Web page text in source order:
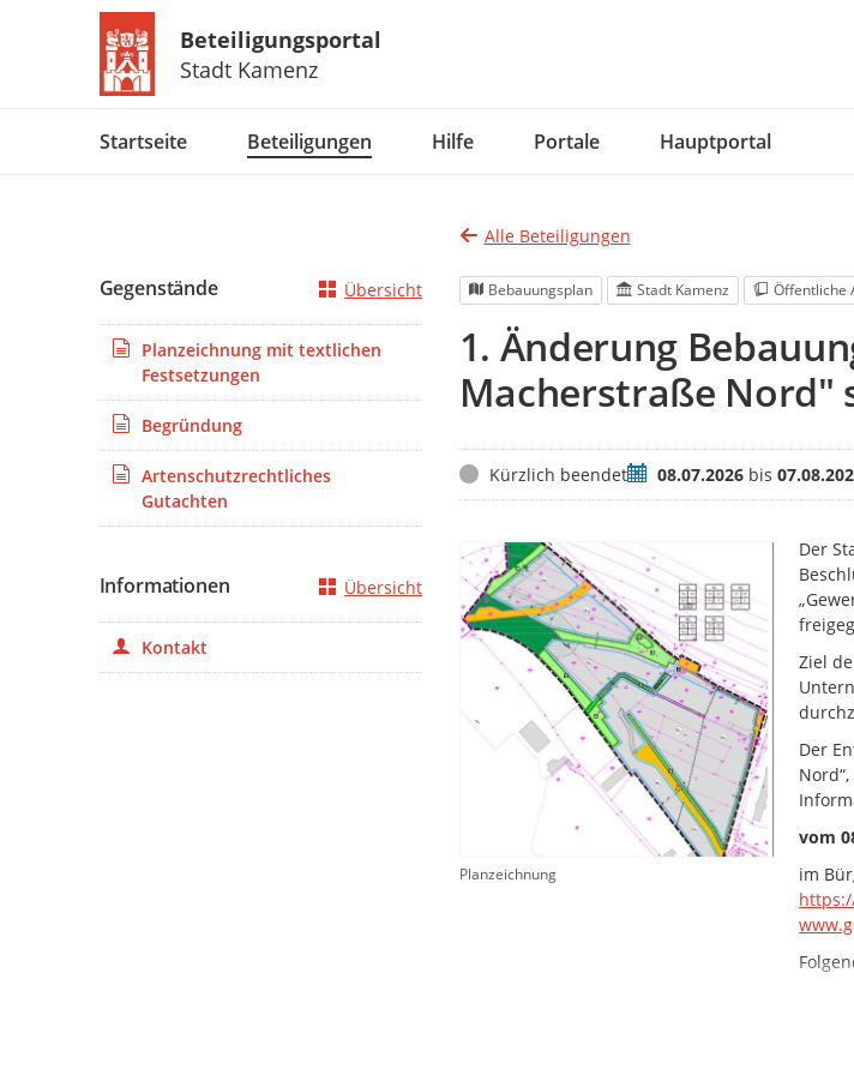
Beteiligungsportal
Stadt Kamenz
Startseite Beteiligungen Hilfe Portale Hauptportal
Alle Beteiligungen
Bebauungsplan Stadt Kamenz Öffentliche
1. Änderung
Macherstraße Nord"
StatusKürzlich beendetZeitraum
08.07.2026bis
Planzeichnung
Der
Ziel
Der
vom
im
Gegenstände Übersicht
Planzeichnung mit textlichen
Festsetzungen
Begründung
Artenschutzrechtliches
Gutachten
Informationen Übersicht
Kontakt